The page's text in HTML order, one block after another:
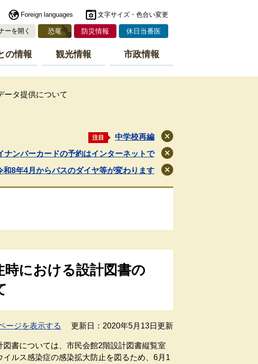
Foreign languages 文字サイズ・色合い変更
ーを開く 恐竜 防災情報 休日当番医
の情報 観光情報 市政情報
ータ提供について
注目 中学校再編
閉
じ
る
ナンバーカードの予約はインターネットで
閉
じ
る
和8年4月からバスのダイヤ等が変わります
閉
における設計図書の
ージを表示する 更新日：2020年5月13日更新
書については、市民会館2階設計図書縦覧室
ルス感染症の感染拡大防止を図るため、6月1